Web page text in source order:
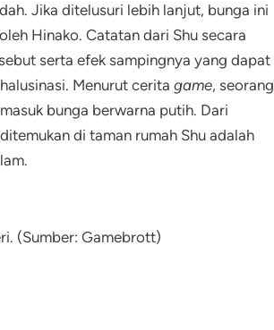
Jika ditelusuri lebih lanjut, bunga ini
Hinako. Catatan dari Shu secara
serta efek sampingnya yang dapat
Menurut cerita game, seorang
bunga berwarna putih. Dari
di taman rumah Shu adalah
(Sumber: Gamebrott)